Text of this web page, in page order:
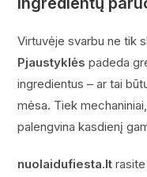
Virtuvėje svarbu ne tik
Pjaustyklės padeda
ingredientus – ar tai
mėsa. Tiek
palengvina kasdienį
nuolaidufiesta.lt